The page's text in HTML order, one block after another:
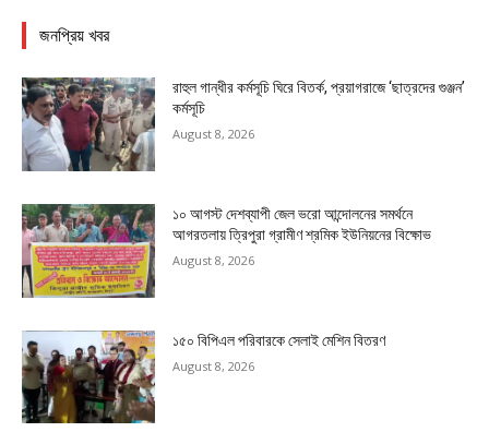
জনপ্রিয় খবর
রাহুল গান্ধীর কর্মসূচি ঘিরে বিতর্ক, প্রয়াগরাজে ‘ছাত্রদের গুঞ্জন’
কর্মসূচি
August 8, 2026
১০ আগস্ট দেশব্যাপী জেল ভরো আন্দোলনের সমর্থনে
আগরতলায় ত্রিপুরা গ্রামীণ শ্রমিক ইউনিয়নের বিক্ষোভ
August 8, 2026
১৫০ বিপিএল পরিবারকে সেলাই মেশিন বিতরণ
August 8, 2026